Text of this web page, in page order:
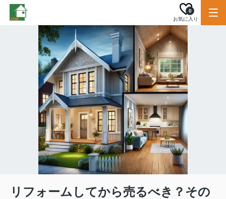
お気に入り
0
リフォームしてから売るべき？その